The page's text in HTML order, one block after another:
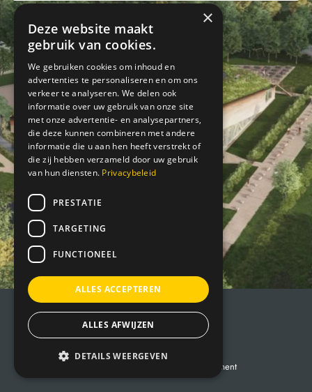
© 2026 Museumpark VONK
Tel:040-252 22 81
Privacy statement
×
Deze website maakt
gebruik van cookies.
We gebruiken cookies om inhoud en
advertenties te personaliseren en om ons
verkeer te analyseren. We delen ook
informatie over uw gebruik van onze site
met onze advertentie- en analysepartners,
die deze kunnen combineren met andere
informatie die u aan hen heeft verstrekt of
die zij hebben verzameld door uw gebruik
van hun diensten. Privacybeleid
PRESTATIE
TARGETING
FUNCTIONEEL
ALLES ACCEPTEREN
ALLES AFWIJZEN
DETAILS WEERGEVEN